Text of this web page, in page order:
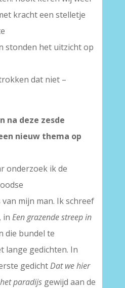
kracht een stelletje
stonden het uitzicht op
dat niet –
na deze zesde
nieuw thema op
onderzoek ik de
mijn man. Ik schreef
in Een grazende streep in
die bundel te
lange gedichten. In
gedichtDat we hier
paradijsgewijd aan de